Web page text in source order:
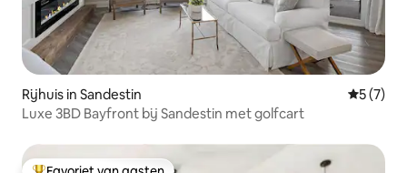
Rijhuis in Sandestin
5 (7)
Luxe 3BD Bayfront bij Sandestin met golfcart